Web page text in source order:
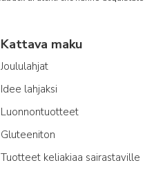
Kattava maku
Joululahjat
Idee lahjaksi
Luonnontuotteet
Gluteeniton
Tuotteet keliakiaa sairastaville